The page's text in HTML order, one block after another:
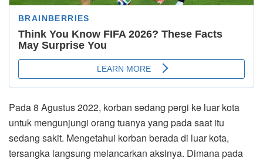
Pada 8 Agustus 2022, korban sedang pergi ke luar kota
untuk mengunjungi orang tuanya yang pada saat itu
sedang sakit. Mengetahui korban berada di luar kota,
tersangka langsung melancarkan aksinya. Dimana pada